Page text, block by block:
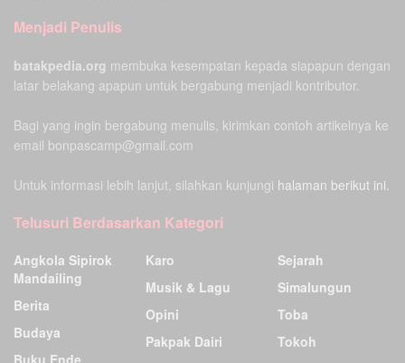
Menjadi Penulis
batakpedia.org membuka kesempatan kepada siapapun dengan
latar belakang apapun untuk bergabung menjadi kontributor.
Bagi yang ingin bergabung menulis, kirimkan contoh artikelnya ke
email bonpascamp@gmail.com
Untuk informasi lebih lanjut, silahkan kunjungi halaman berikut ini.
Telusuri Berdasarkan Kategori
Angkola Sipirok
Mandailing
Berita
Budaya
Karo
Musik & Lagu
Opini
Pakpak Dairi
Sejarah
Simalungun
Toba
Tokoh